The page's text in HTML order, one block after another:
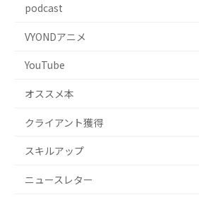
podcast
VYONDアニメ
YouTube
オススメ本
クライアント獲得
スキルアップ
ニュースレター